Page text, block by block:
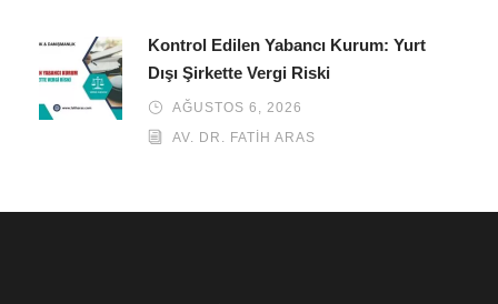
Kontrol Edilen Yabancı Kurum: Yurt
Dışı Şirkette Vergi Riski
AĞUSTOS 6, 2026
AV. DR. FATIH ARAS